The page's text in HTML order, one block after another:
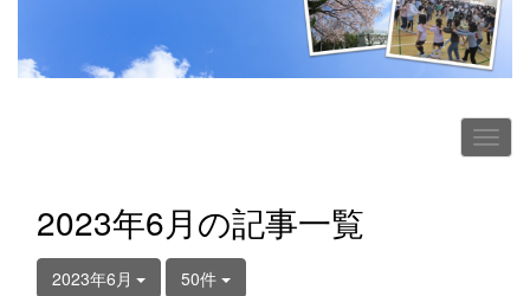
2023年6月の記事一覧
2023年6月 50件